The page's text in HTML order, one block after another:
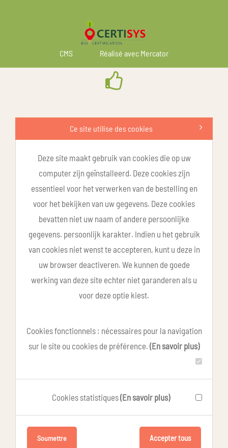
CMS Réalisé avec Mercator
Ce site utilise des cookies
Deze site maakt gebruik van cookies die op uw
computer zijn geïnstalleerd. Deze cookies zijn
essentieel voor het verwerken van de bestelling en
voor het bekijken van uw gegevens. Deze cookies
bevatten niet uw naam of andere persoonlijke
gegevens. persoonlijk karakter. Indien u het gebruik
van cookies niet wenst te accepteren, kunt u deze in
uw browser deactiveren. We kunnen de goede
werking van deze site echter niet garanderen als u
voor deze optie kiest.
Cookies fonctionnels : nécessaires pour la navigation
sur le site ou cookies de préférence. (En savoir plus)
Cookies statistiques(En savoir plus)
Soumettre Accepter tous